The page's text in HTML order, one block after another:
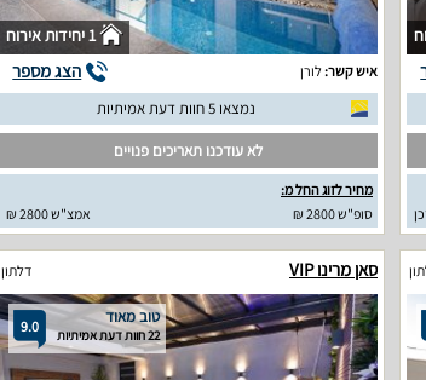
1 יחידות אירוח
איש קשר:לורן הצג מספר
נמצאו 5 חוות דעת אמיתיות
לא עודכנו תאריכים פנויים
מחיר לזוג החל מ:
סופ"ש 2800 ₪
אמצ"ש 2800 ₪
סאן מרינו VIP דלתון
9.0 טוב מאוד
22 חוות דעת אמיתיות